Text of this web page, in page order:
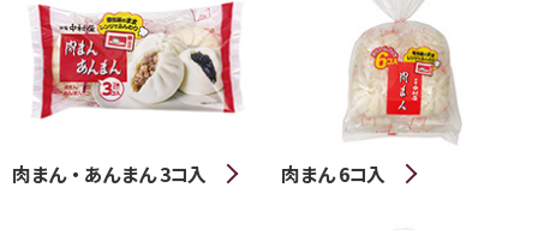
肉まん・あんまん 3コ入 肉まん 6コ入